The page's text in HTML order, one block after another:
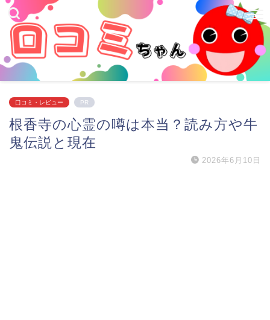
口コミ・レビュー PR
根香寺の心霊の噂は本当？読み方や牛
鬼伝説と現在
2026年6月10日